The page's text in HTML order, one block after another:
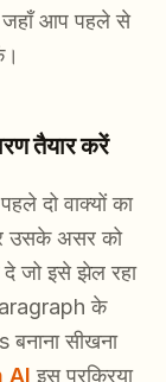
जहाँ आप पहले से
तैयार करें
दो वाक्यों का
उसके असर को
दे जो इसे झेल रहा
के
सीखना
AI इस प्रक्रिया